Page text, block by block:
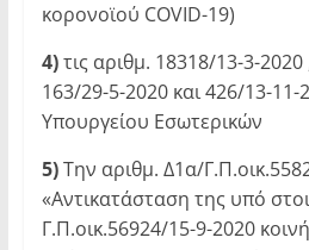
κορονοϊού COVID-19)
4)τις αριθμ. 18318/13-3-
163/29-5-2020 και 426/13-11-
Υπουργείου Εσωτερικών
5)Την αριθμ. Δ1α/
«Αντικατάσταση της υπό
Γ.Π.οικ.56924/15-9-2020